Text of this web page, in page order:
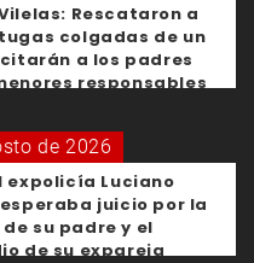
Rescataron a
colgadas de un
a los padres
responsables
de 2026
expolicía Luciano
juicio por la
su padre y el
de su expareja